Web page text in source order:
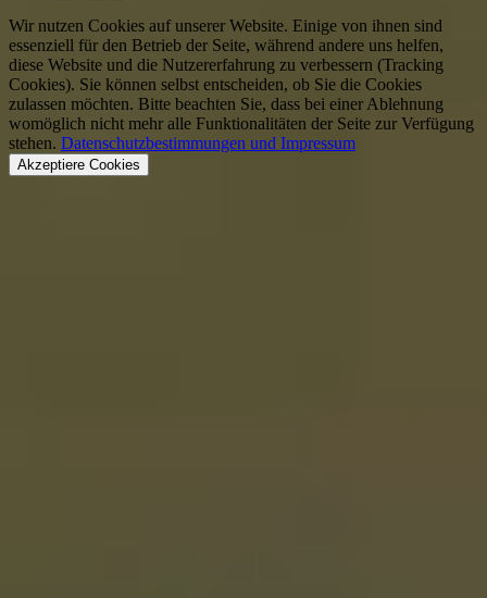
Wir nutzen Cookies auf unserer Website. Einige von ihnen sind
essenziell für den Betrieb der Seite, während andere uns helfen,
diese Website und die Nutzererfahrung zu verbessern (Tracking
Cookies). Sie können selbst entscheiden, ob Sie die Cookies
zulassen möchten. Bitte beachten Sie, dass bei einer Ablehnung
womöglich nicht mehr alle Funktionalitäten der Seite zur Verfügung
stehen. Datenschutzbestimmungen und Impressum
Akzeptiere Cookies